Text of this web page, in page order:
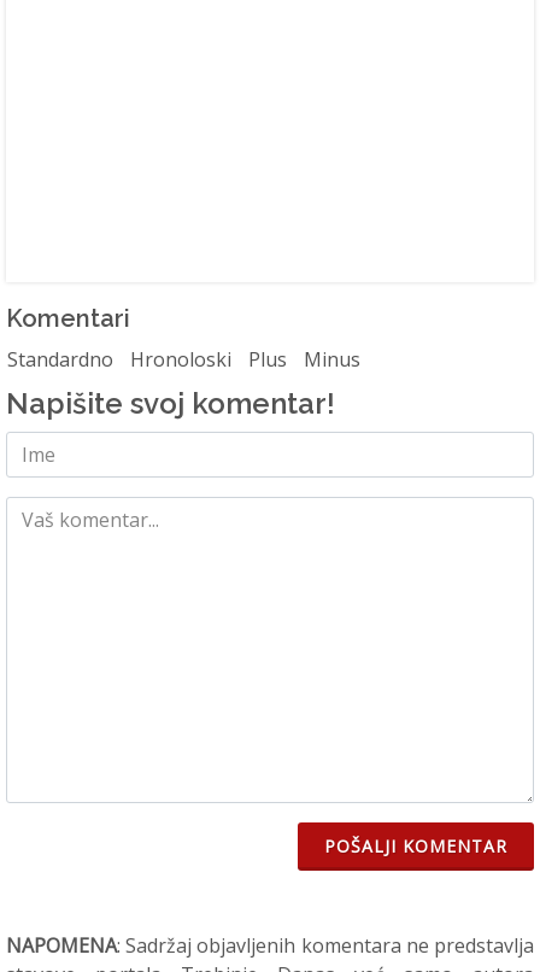
Komentari
Standardno Hronoloski Plus Minus
Napišite svoj komentar!
POŠALJI KOMENTAR
NAPOMENA: Sadržaj objavljenih komentara ne predstavlja